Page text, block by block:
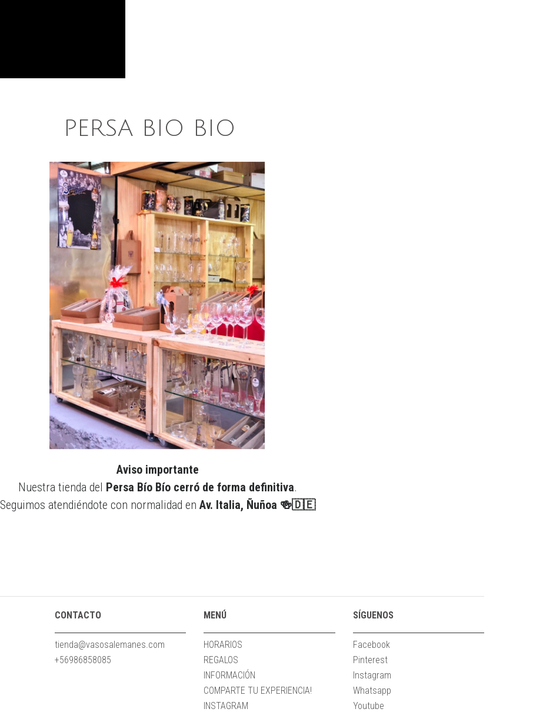
PERSA BIO BIO
Aviso importante
Nuestra tienda del Persa Bío Bío cerró de forma definitiva.
Seguimos atendiéndote con normalidad en Av. Italia, Ñuñoa 🍻🇩🇪
CONTACTO
tienda@vasosalemanes.com
+56986858085
MENÚ
HORARIOS
REGALOS
INFORMACIÓN
COMPARTE TU EXPERIENCIA!
INSTAGRAM
SÍGUENOS
Facebook
Pinterest
Instagram
Whatsapp
Youtube